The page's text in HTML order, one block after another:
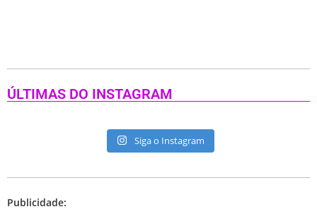
ÚLTIMAS DO INSTAGRAM
Siga o Instagram
Publicidade: